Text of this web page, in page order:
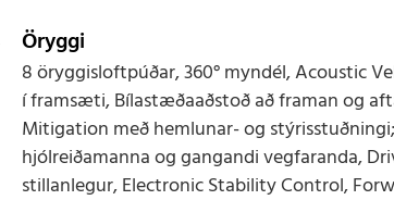
Öryggi
8 öryggisloftpúðar, 360° myndél, Acoustic
í framsæti, Bílastæðaaðstoð að framan og
Mitigation með hemlunar- og
hjólreiðamanna og gangandi vegfaranda,
stillanlegur, Electronic Stability Control,